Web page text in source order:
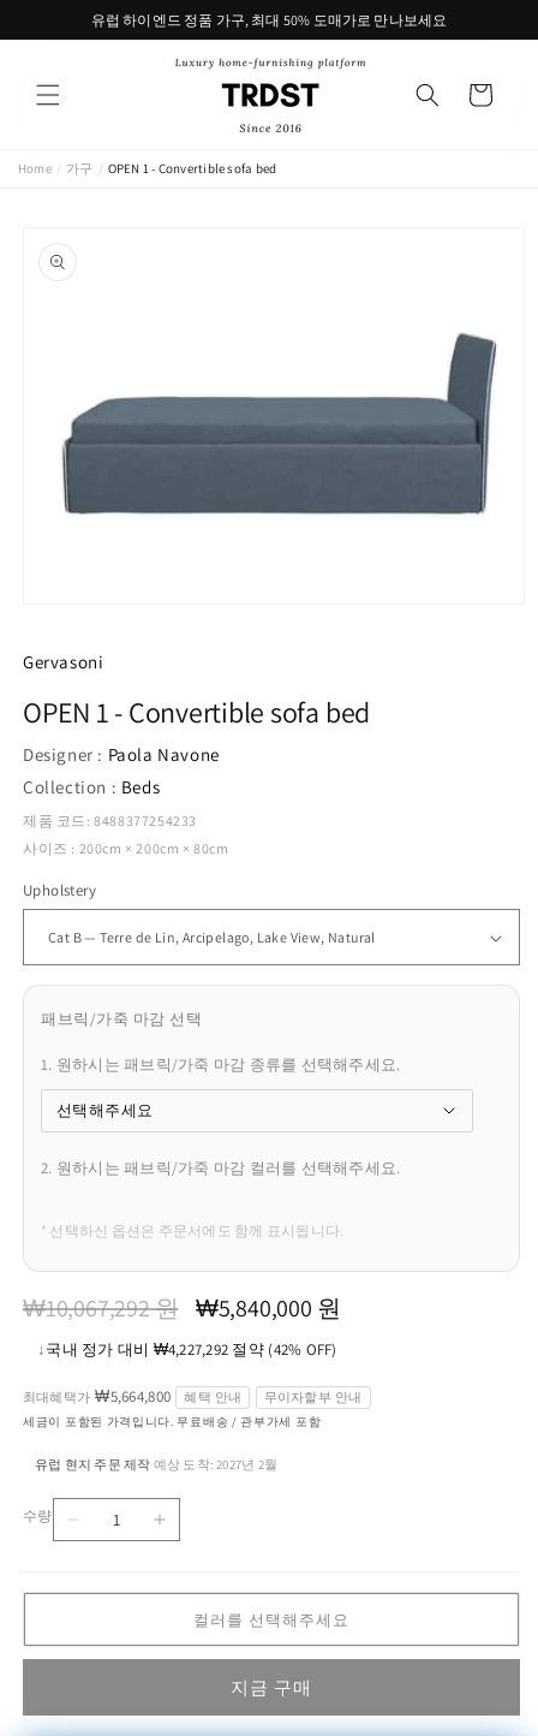
로 건너유럽 하이엔드 정품 가구, 최대 50% 도매가로 만나보세요
트
Home / 가구 / OPEN 1 - Convertible sofa bed
보로 건
너뛰기
에
미
디
1
열
Gervasoni
OPEN 1 - Convertible sofa bed
Designer : Paola Navone
Collection : Beds
제품 코드: 8488377254233
사이즈 : 200cm × 200cm × 80cm
Upholstery
패브릭/가죽 마감 선택
1. 원하시는 패브릭/가죽 마감 종류를 선택해주세요.
2. 원하시는 패브릭/가죽 마감 컬러를 선택해주세요.
* 선택하신 옵션은 주문서에도 함께 표시됩니다.
정
₩10,067,292 원
할
가
₩5,840,000 원
↓국내 정가 대비 ₩4,227,292 절약 (42% OFF)
최대혜택가 ₩5,664,800 혜택 안내 무이자할부 안내
세금이 포함된 가격입니다. 무료배송 / 관부가세 포함
유럽 현지 주문 제작 예상 도착: 2027년 2월
수량
OPEN
bed
량
OPEN
sofa
bed
량
컬러를 선택해주세요
지금 구매